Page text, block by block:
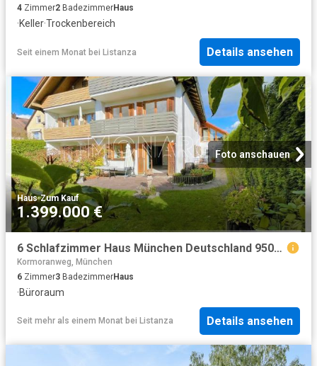
4 Zimmer2 BadezimmerHaus
·Keller·Trockenbereich
Seit einem Monat bei Listanza Details ansehen
Foto anschauen
Haus·Zum Kauf
1.399.000 €
6 Schlafzimmer Haus München Deutschland 95086105
Kormoranweg, München
6 Zimmer3 BadezimmerHaus
·Büroraum
Seit mehr als einem Monat bei Listanza Details ansehen